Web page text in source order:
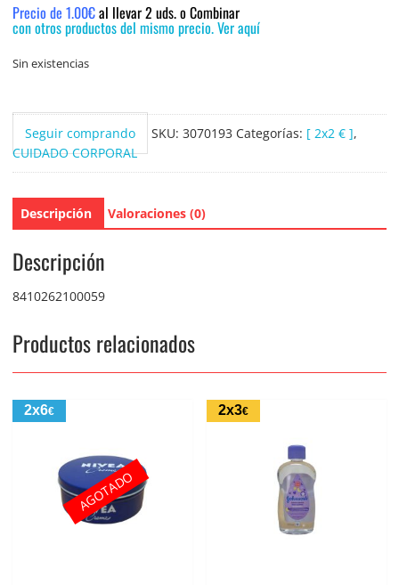
Precio de 1.00€al llevar 2 uds. o Combinar
con otros productos del mismo precio. Ver aquí
Sin existencias
Seguir comprando SKU: 3070193 Categorías: [ 2x2 € ],
CUIDADO CORPORAL
Descripción Valoraciones (0)
Descripción
8410262100059
Productos relacionados
2x6€
AGOTADO
2x3€